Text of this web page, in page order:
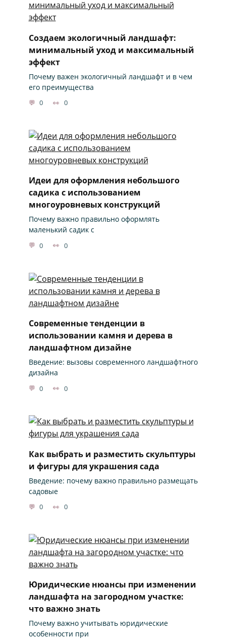
Создаем экологичный ландшафт:
минимальный уход и максимальный
эффект
Почему важен экологичный ландшафт и в чем
его преимущества
0 0
Идеи для оформления небольшого
садика с использованием
многоуровневых конструкций
Почему важно правильно оформлять
маленький садик с
0 0
Современные тенденции в
использовании камня и дерева в
ландшафтном дизайне
Введение: вызовы современного ландшафтного
дизайна
0 0
Как выбрать и разместить скульптуры
и фигуры для украшения сада
Введение: почему важно правильно размещать
садовые
0 0
Юридические нюансы при изменении
ландшафта на загородном участке:
что важно знать
Почему важно учитывать юридические
особенности при